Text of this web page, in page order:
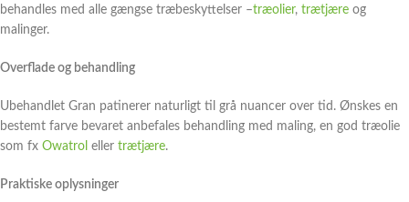
behandles med alle gængse træbeskyttelser –træolier, trætjære og
malinger.
Overflade og behandling
Ubehandlet Gran patinerer naturligt til grå nuancer over tid. Ønskes en
bestemt farve bevaret anbefales behandling med maling, en god træolie
som fx Owatrol eller trætjære.
Praktiske oplysninger